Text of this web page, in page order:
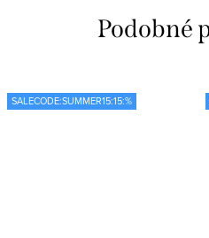
SALECODE:SUMMER15:15:%